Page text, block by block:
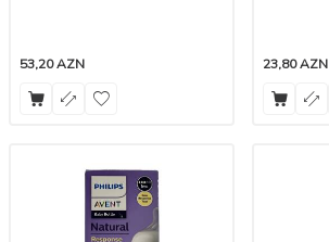
53,20AZN 23,80AZN